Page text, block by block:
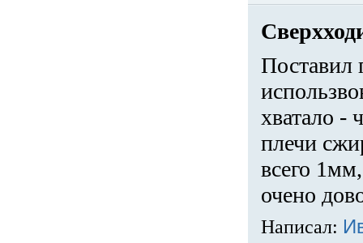
Поставил
хватало -
плечи
всего
очено
Написал: